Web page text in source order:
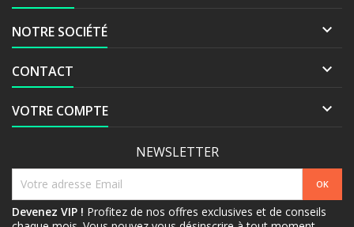
NOTRE SOCIÉTÉ 
CONTACT 
VOTRE COMPTE 
NEWSLETTER
Devenez VIP ! Profitez de nos offres exclusives et de conseils